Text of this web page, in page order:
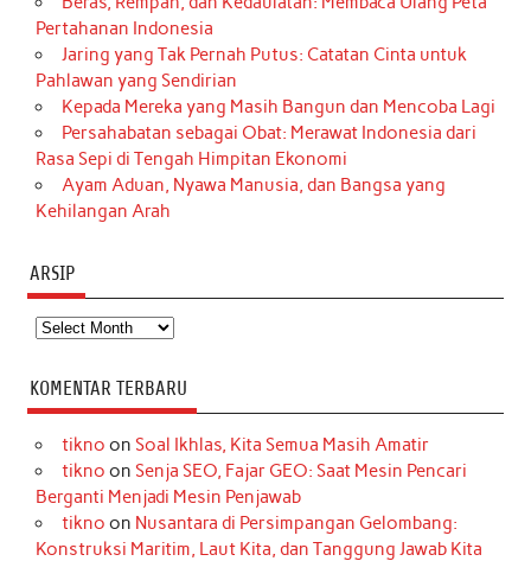
Pertahanan Indonesia
Jaring yang Tak Pernah Putus: Catatan Cinta untuk
Pahlawan yang Sendirian
Kepada Mereka yang Masih Bangun dan Mencoba Lagi
Persahabatan sebagai Obat: Merawat Indonesia dari
Rasa Sepi di Tengah Himpitan Ekonomi
Ayam Aduan, Nyawa Manusia, dan Bangsa yang
Kehilangan Arah
ARSIP
Arsip
KOMENTAR TERBARU
tikno on Soal Ikhlas, Kita Semua Masih Amatir
tikno on Senja SEO, Fajar GEO: Saat Mesin Pencari
Berganti Menjadi Mesin Penjawab
tikno on Nusantara di Persimpangan Gelombang:
Konstruksi Maritim, Laut Kita, dan Tanggung Jawab Kita